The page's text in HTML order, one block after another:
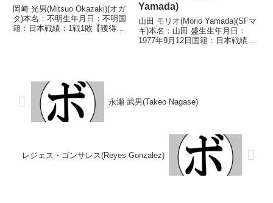
岡崎 光男(Mitsuo Okazaki)(オガ
タ)本名：不明生年月日：不明国
籍：日本戦績：1戦1敗【獲得タ
Yamada)
山田 モリオ(Morio Yamada)(SFマ
キ)本名：山田 盛生生年月日：
1977年9月12日国籍：日本戦績：
永瀬 武男(Takeo Nagase)
レジェス・ゴンサレス(Reyes Gonzalez)